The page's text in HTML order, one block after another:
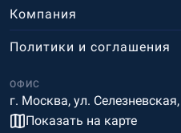
Компания
ОФИС
г. Москва, ул.
Показать на карте
Политики и соглашения